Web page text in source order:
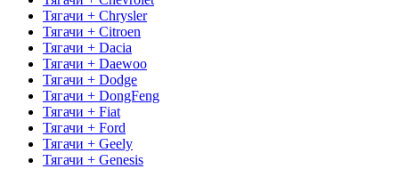
Тягачи + Chrysler
Тягачи + Citroen
Тягачи + Dacia
Тягачи + Daewoo
Тягачи + Dodge
Тягачи + DongFeng
Тягачи + Fiat
Тягачи + Ford
Тягачи + Geely
Тягачи + Genesis